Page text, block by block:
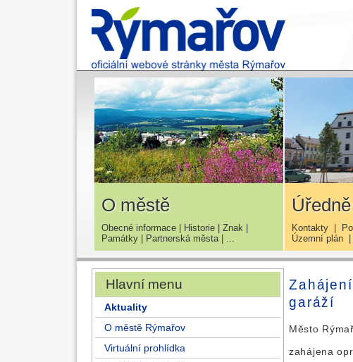
O městě
Obecné informace | Historie | Znak |
Památky | Partnerská města | ...
Úředně
Kontakty|
Územní plán|
Hlavní menu
Aktuality
O městě Rýmařov
Virtuální prohlídka
garáží
Město
zahájena